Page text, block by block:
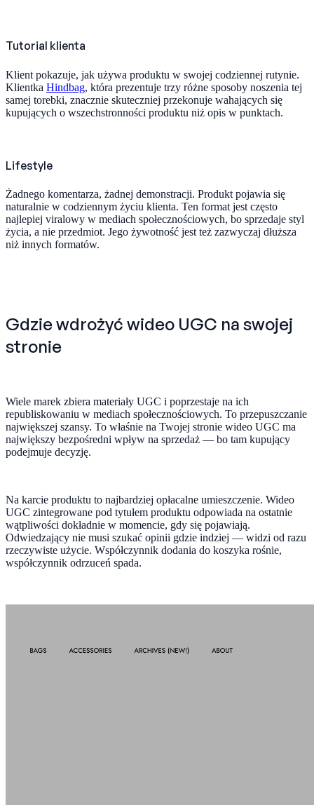
Tutorial klienta
Klient pokazuje, jak używa produktu w swojej codziennej rutynie.
Klientka Hindbag, która prezentuje trzy różne sposoby noszenia tej
samej torebki, znacznie skuteczniej przekonuje wahających się
kupujących o wszechstronności produktu niż opis w punktach.
Lifestyle
Żadnego komentarza, żadnej demonstracji. Produkt pojawia się
naturalnie w codziennym życiu klienta. Ten format jest często
najlepiej viralowy w mediach społecznościowych, bo sprzedaje styl
życia, a nie przedmiot. Jego żywotność jest też zazwyczaj dłuższa
niż innych formatów.
Gdzie wdrożyć wideo UGC na swojej
stronie
Wiele marek zbiera materiały UGC i poprzestaje na ich
republiskowaniu w mediach społecznościowych. To przepuszczanie
największej szansy. To właśnie na Twojej stronie wideo UGC ma
największy bezpośredni wpływ na sprzedaż — bo tam kupujący
podejmuje decyzję.
Na karcie produktu to najbardziej opłacalne umieszczenie. Wideo
UGC zintegrowane pod tytułem produktu odpowiada na ostatnie
wątpliwości dokładnie w momencie, gdy się pojawiają.
Odwiedzający nie musi szukać opinii gdzie indziej — widzi od razu
rzeczywiste użycie. Współczynnik dodania do koszyka rośnie,
współczynnik odrzuceń spada.